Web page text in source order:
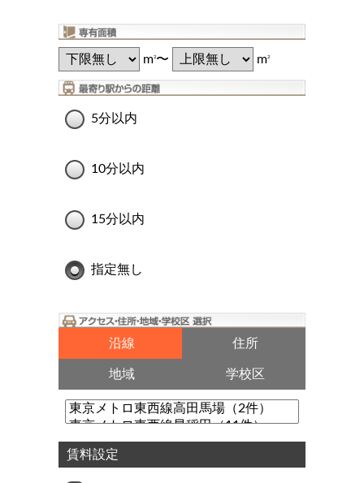
m2〜 m2
5分以内
10分以内
15分以内
指定無し
沿線 住所
地域 学校区
賃料設定